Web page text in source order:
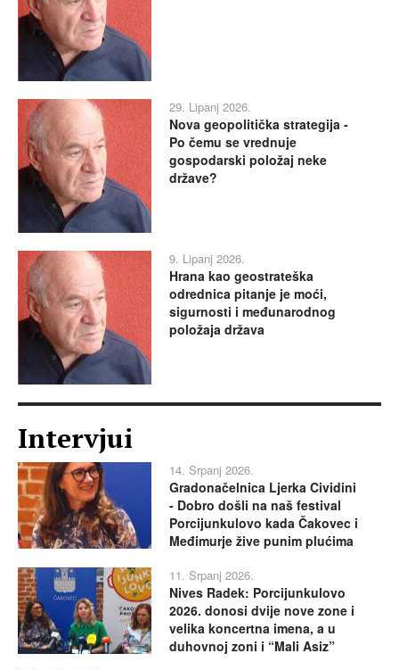
29. Lipanj 2026.
Nova geopolitička strategija -
Po čemu se vrednuje
gospodarski položaj neke
države?
9. Lipanj 2026.
Hrana kao geostrateška
odrednica pitanje je moći,
sigurnosti i međunarodnog
položaja država
Intervjui
14. Srpanj 2026.
Gradonačelnica Ljerka Cividini
- Dobro došli na naš festival
Porcijunkulovo kada Čakovec i
Međimurje žive punim plućima
11. Srpanj 2026.
Nives Radek: Porcijunkulovo
2026. donosi dvije nove zone i
velika koncertna imena, a u
duhovnoj zoni i “Mali Asiz”